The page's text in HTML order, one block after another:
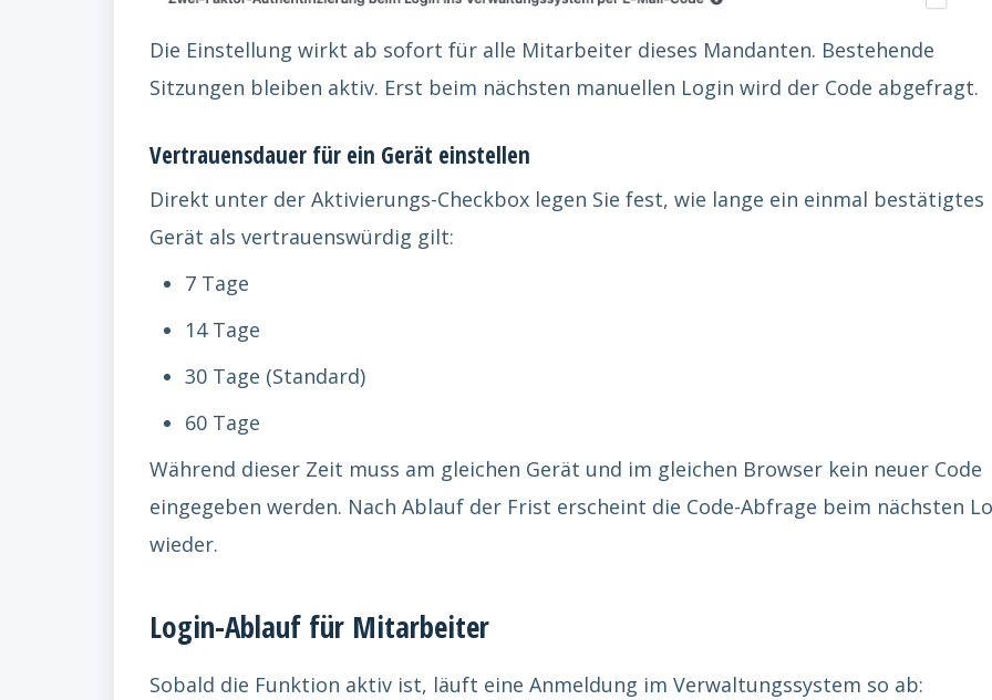
Die Einstellung wirkt ab sofort für alle Mitarbeiter dieses Mandanten. Bestehende
Sitzungen bleiben aktiv. Erst beim nächsten manuellen Login wird der Code abgefragt.
Vertrauensdauer für ein Gerät einstellen
Direkt unter der Aktivierungs-Checkbox legen Sie fest, wie lange ein einmal bestätigtes
Gerät als vertrauenswürdig gilt:
7 Tage
14 Tage
30 Tage (Standard)
60 Tage
Während dieser Zeit muss am gleichen Gerät und im gleichen Browser kein neuer Code
eingegeben werden. Nach Ablauf der Frist erscheint die Code-Abfrage beim nächsten
wieder.
Login-Ablauf für Mitarbeiter
Sobald die Funktion aktiv ist, läuft eine Anmeldung im Verwaltungssystem so ab: